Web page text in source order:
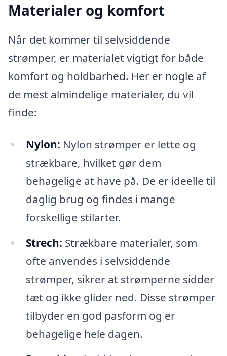
Materialer og komfort
Når det kommer til selvsiddende
strømper, er materialet vigtigt for både
komfort og holdbarhed. Her er nogle af
de mest almindelige materialer, du vil
finde:
Nylon: Nylon strømper er lette og
strækbare, hvilket gør dem
behagelige at have på. De er ideelle til
daglig brug og findes i mange
forskellige stilarter.
Strech: Strækbare materialer, som
ofte anvendes i selvsiddende
strømper, sikrer at strømperne sidder
tæt og ikke glider ned. Disse strømper
tilbyder en god pasform og er
behagelige hele dagen.